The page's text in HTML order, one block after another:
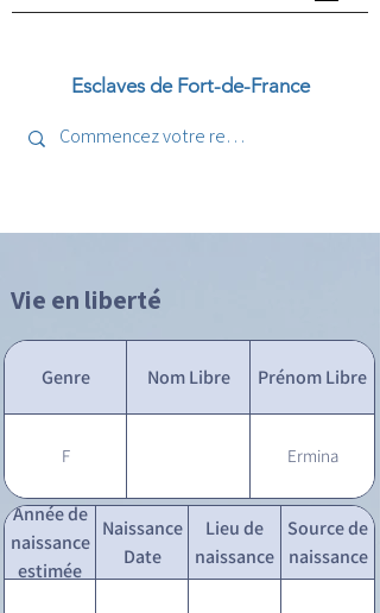
Esclaves de Fort-de-France
Vie en liberté
Genre Nom Libre Prénom Libre
F Ermina
Année de
naissance
estimée
Naissance
Date
Lieu de
naissance
Source de
naissance